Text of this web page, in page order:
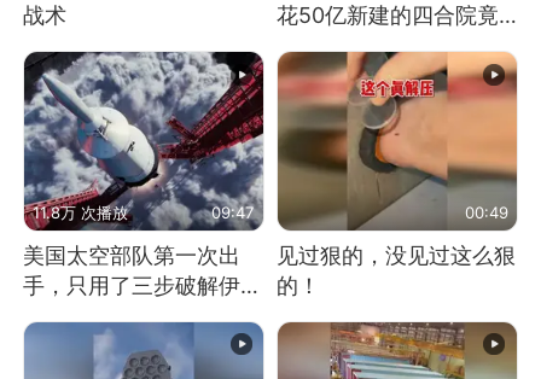
战术
花50亿新建的四合院竟
没人住，发生了啥
11.8万 次播放 09:47
美国太空部队第一次出
手，只用了三步破解伊朗
00:49
见过狠的，没见过这么狠
的！